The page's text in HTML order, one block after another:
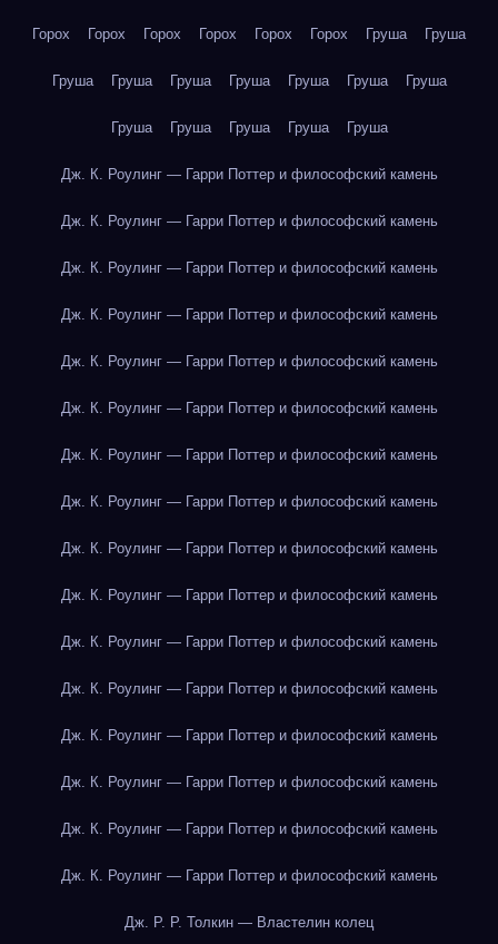
Горох Горох Горох Горох Горох Горох Груша Груша
Груша Груша Груша Груша Груша Груша Груша
Груша Груша Груша Груша Груша
Дж. К. Роулинг — Гарри Поттер и философский камень
Дж. К. Роулинг — Гарри Поттер и философский камень
Дж. К. Роулинг — Гарри Поттер и философский камень
Дж. К. Роулинг — Гарри Поттер и философский камень
Дж. К. Роулинг — Гарри Поттер и философский камень
Дж. К. Роулинг — Гарри Поттер и философский камень
Дж. К. Роулинг — Гарри Поттер и философский камень
Дж. К. Роулинг — Гарри Поттер и философский камень
Дж. К. Роулинг — Гарри Поттер и философский камень
Дж. К. Роулинг — Гарри Поттер и философский камень
Дж. К. Роулинг — Гарри Поттер и философский камень
Дж. К. Роулинг — Гарри Поттер и философский камень
Дж. К. Роулинг — Гарри Поттер и философский камень
Дж. К. Роулинг — Гарри Поттер и философский камень
Дж. К. Роулинг — Гарри Поттер и философский камень
Дж. К. Роулинг — Гарри Поттер и философский камень
Дж. Р. Р. Толкин — Властелин колец